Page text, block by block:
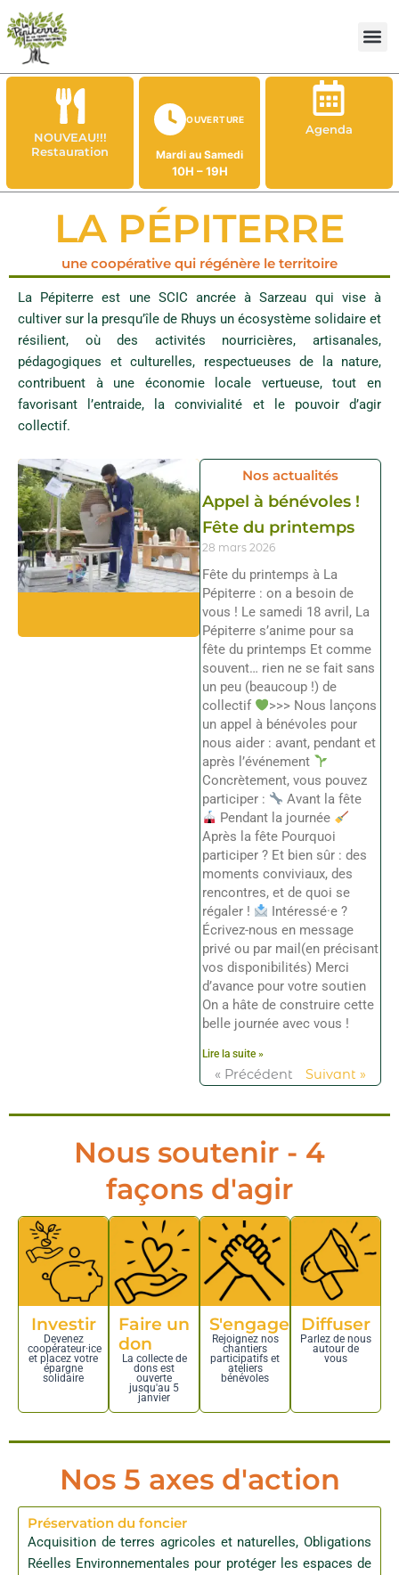
Aller
au
contenu
NOUVEAU!!!
Restauration
OUVERTURE
Mardi au Samedi
10H – 19H
Agenda
LA PÉPITERRE
une coopérative qui régénère le territoire
La Pépiterre est une SCIC ancrée à Sarzeau qui vise à
cultiver sur la presqu’île de Rhuys un écosystème solidaire et
résilient, où des activités nourricières, artisanales,
pédagogiques et culturelles, respectueuses de la nature,
contribuent à une économie locale vertueuse, tout en
favorisant l’entraide, la convivialité et le pouvoir d’agir
collectif.
Nos actualités
Appel à bénévoles !
Fête du printemps
28 mars 2026
Fête du printemps à La
Pépiterre : on a besoin de
vous ! Le samedi 18 avril, La
Pépiterre s’anime pour sa
fête du printemps Et comme
souvent… rien ne se fait sans
un peu (beaucoup !) de
collectif
>>> Nous lançons
un appel à bénévoles pour
nous aider : avant, pendant et
après l’événement
Concrètement, vous pouvez
participer :
Avant la fête
Pendant la journée
Après la fête Pourquoi
participer ? Et bien sûr : des
moments conviviaux, des
rencontres, et de quoi se
régaler !
Intéressé·e ?
Écrivez-nous en message
privé ou par mail(en précisant
vos disponibilités) Merci
d’avance pour votre soutien
On a hâte de construire cette
belle journée avec vous !
Lire la suite »
« Précédent Suivant »
Nous soutenir - 4
façons d'agir
Investir
Devenez
coopérateur·ice
et placez votre
épargne
solidaire
Faire un
don
La collecte de
dons est
ouverte
jusqu'au 5
janvier
S'engager
Rejoignez nos
chantiers
participatifs et
ateliers
bénévoles
Diffuser
Parlez de nous
autour de
vous
Nos 5 axes d'action
Préservation du foncier
Acquisition de terres agricoles et naturelles, Obligations
Réelles Environnementales pour protéger les espaces de